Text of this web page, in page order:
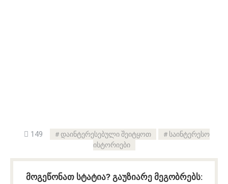
149 დაინტერესებული შეიტყოთ
საინტერესო
ისტორიები
მოგეწონათ სტატია? გაუზიარე მეგობრებს: